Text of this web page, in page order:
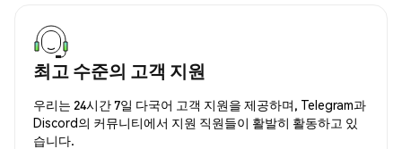
최고 수준의 고객 지원
우리는 24시간 7일 다국어 고객 지원을 제공하며, Telegram과
Discord의 커뮤니티에서 지원 직원들이 활발히 활동하고 있
습니다.